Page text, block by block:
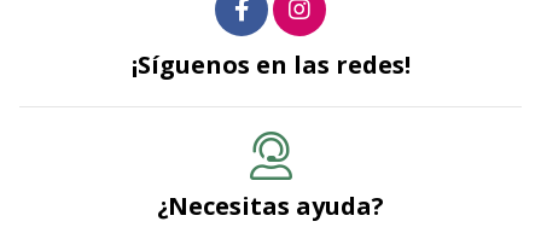
¡Síguenos en las redes!
¿Necesitas ayuda?